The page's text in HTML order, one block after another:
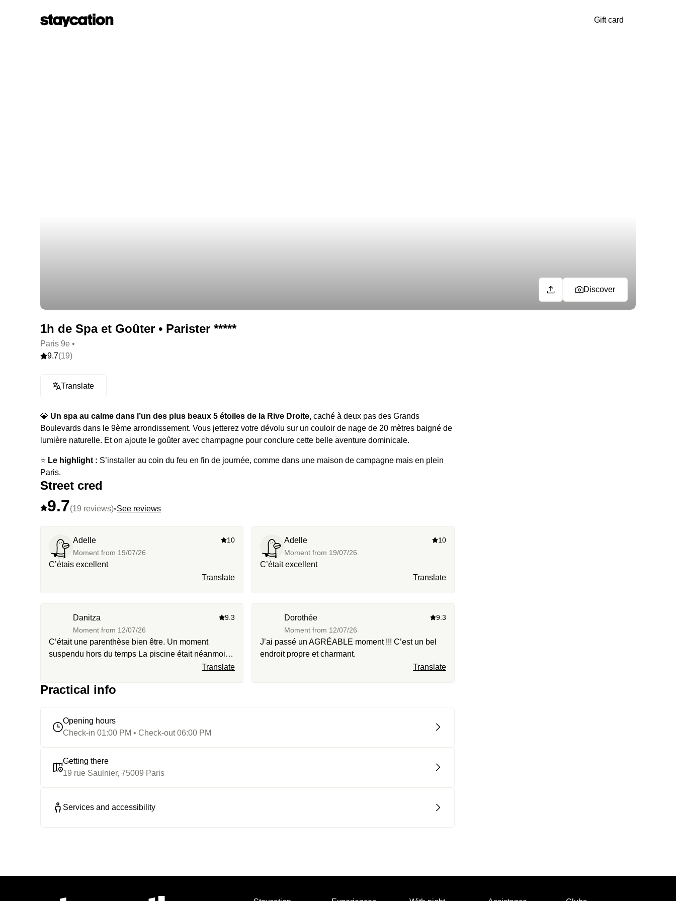
Gift card
Discover
1h de Spa et Goûter • Parister *****
Paris 9e •
9.7(19)
Translate
💎 Un spa au calme dans l’un des plus beaux 5 étoiles de la Rive Droite, caché à deux pas des Grands
Boulevards dans le 9ème arrondissement. Vous jetterez votre dévolu sur un couloir de nage de 20 mètres baigné de
lumière naturelle. Et on ajoute le goûter avec champagne pour conclure cette belle aventure dominicale.
⭐️ Le highlight : S’installer au coin du feu en fin de journée, comme dans une maison de campagne mais en plein
Paris.
Street cred
9.7(19 reviews)•See reviews
Adelle
Moment from 19/07/26
10
C’étais excellent
Translate
Adelle
Moment from 19/07/26
10
C’était excellent
Translate
Danitza
Moment from 12/07/26
9.3
C’était une parenthèse bien être. Un moment
suspendu hors du temps La piscine était néanmoins
Translate
Dorothée
Moment from 12/07/26
9.3
J’ai passé un AGRÉABLE moment !!! C’est un bel
endroit propre et charmant.
Translate
Practical info
Opening hours
Check-in 01:00 PM • Check-out 06:00 PM
Getting there
19 rue Saulnier, 75009 Paris
Services and accessibility